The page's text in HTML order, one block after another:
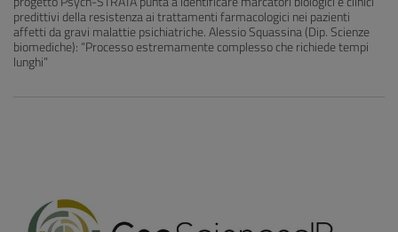
predittivi della resistenza ai trattamenti farmacologici nei pazienti
affetti da gravi malattie psichiatriche. Alessio Squassina (Dip. Scienze
biomediche): “Processo estremamente complesso che richiede tempi
lunghi”